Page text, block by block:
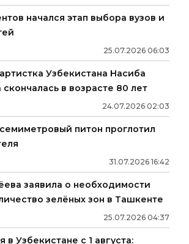
начался этап выбора вузов и
25.07.2026 06:03
Узбекистана Насиба
в возрасте 80 лет
24.07.2026 02:03
питон проглотил
31.07.2026 16:42
заявила о необходимости
зелёных зон в Ташкенте
25.07.2026 04:37
в Узбекистане с 1 августа: